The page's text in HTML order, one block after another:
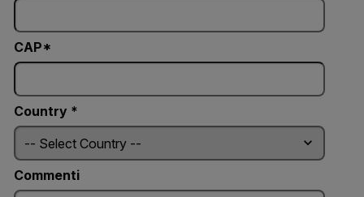
CAP*
Country *
Commenti